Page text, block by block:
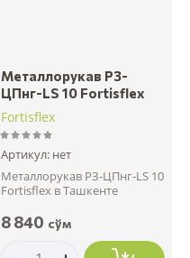
Металлорукав РЗ-
ЦПнг-LS 10 Fortisflex
Fortisflex
Артикул: нет
Металлорукав РЗ-ЦПнг-LS 10
Fortisflex в Ташкенте
8 840 сўм